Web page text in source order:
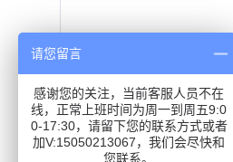
关键词：21.5寸工业
在线询价
请您留言
感谢您的关注，当前客服人员不在
线，正常上班时间为周一到周五9:0
0-17:30，请留下您的联系方式或者
加V:15050213067，我们会尽快和
您联系。